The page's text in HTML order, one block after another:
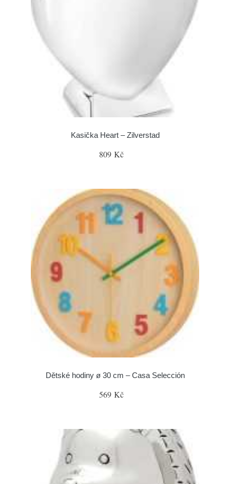
Kasička Heart – Zilverstad
809 Kč
Dětské hodiny ø 30 cm – Casa Selección
569 Kč